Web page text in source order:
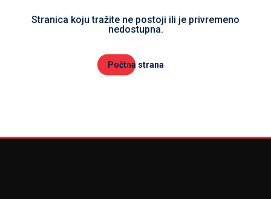
Stranica koju tražite ne postoji ili je privremeno
nedostupna.
Počtna strana